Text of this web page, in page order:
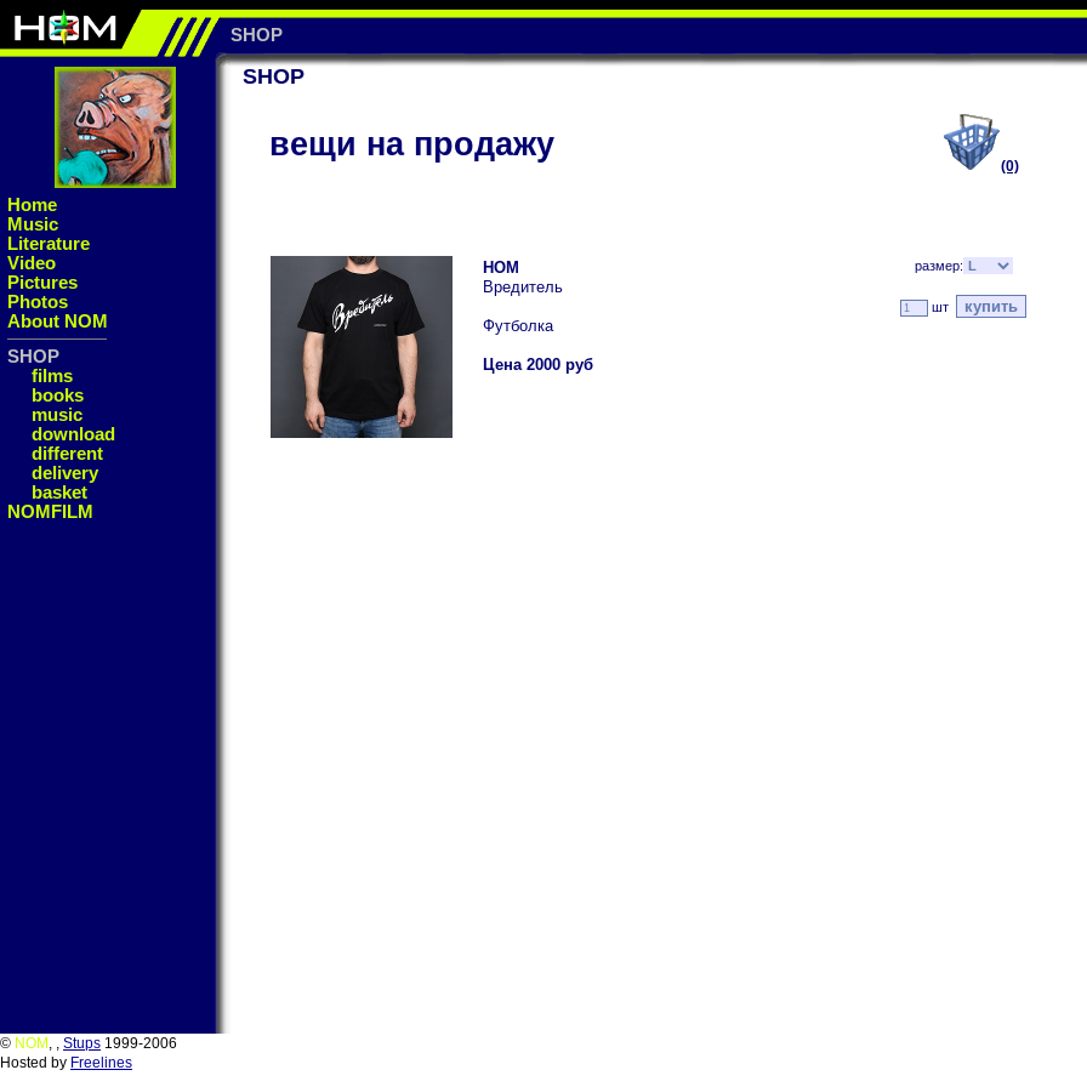
SHOP
Home
Music
Literature
Video
Pictures
Photos
About NOM
SHOP
films
books
music
download
different
delivery
basket
NOMFILM
SHOP
вещи на продажу
(0)
НОМ
Вредитель
Футболка
Цена 2000 руб
размер:
шт
© NOM , , Stups 1999-2006
Hosted by Freelines